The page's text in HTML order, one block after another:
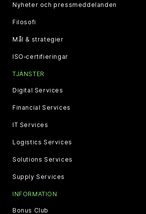
Nyheter och pressmeddelanden
Filosofi
Mål & strategier
ISO‑certifieringar
TJÄNSTER
Digital Services
Financial Services
IT Services
Logistics Services
Solutions Services
Supply Services
INFORMATION
Bonus Club